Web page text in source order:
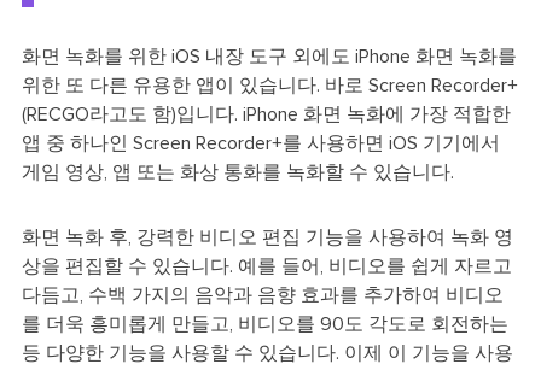
화면 녹화를 위한 iOS 내장 도구 외에도 iPhone 화면 녹화를
위한 또 다른 유용한 앱이 있습니다. 바로 Screen Recorder+
(RECGO라고도 함)입니다. iPhone 화면 녹화에 가장 적합한
앱 중 하나인 Screen Recorder+를 사용하면 iOS 기기에서
게임 영상, 앱 또는 화상 통화를 녹화할 수 있습니다.
화면 녹화 후, 강력한 비디오 편집 기능을 사용하여 녹화 영
상을 편집할 수 있습니다. 예를 들어, 비디오를 쉽게 자르고
다듬고, 수백 가지의 음악과 음향 효과를 추가하여 비디오
를 더욱 흥미롭게 만들고, 비디오를 90도 각도로 회전하는
등 다양한 기능을 사용할 수 있습니다. 이제 이 기능을 사용